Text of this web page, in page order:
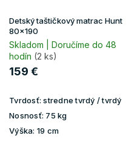
Detský taštičkový matrac Hunt
80x190
Skladom | Doručíme do 48
hodín (2 ks)
159 €
Tvrdosť: stredne tvrdý / tvrdý
Nosnosť: 75 kg
Výška: 19 cm